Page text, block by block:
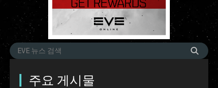
주요 게시물